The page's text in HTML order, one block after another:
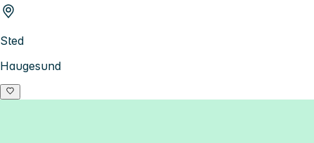
Sted
Haugesund